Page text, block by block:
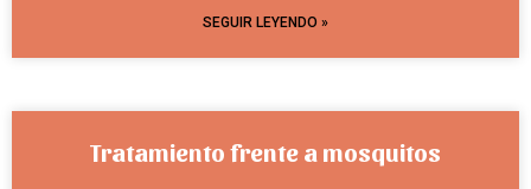
SEGUIR LEYENDO »
Tratamiento frente a mosquitos